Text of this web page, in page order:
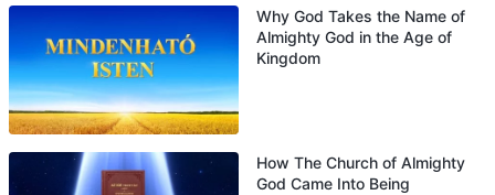
Why God Takes the Name of
Almighty God in the Age of
Kingdom
How The Church of Almighty
God Came Into Being